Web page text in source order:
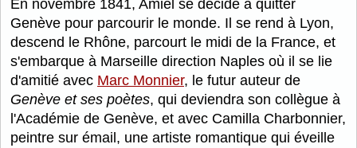
En novembre 1841, Amiel se décide à quitter
Genève pour parcourir le monde. Il se rend à Lyon,
descend le Rhône, parcourt le midi de la France, et
s'embarque à Marseille direction Naples où il se lie
d'amitié avec Marc Monnier, le futur auteur de
Genève et ses poètes, qui deviendra son collègue à
l'Académie de Genève, et avec Camilla Charbonnier,
peintre sur émail, une artiste romantique qui éveille